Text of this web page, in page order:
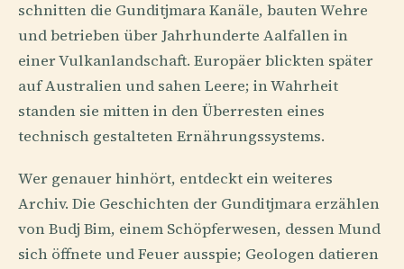
schnitten die Gunditjmara Kanäle, bauten Wehre
und betrieben über Jahrhunderte Aalfallen in
einer Vulkanlandschaft. Europäer blickten später
auf Australien und sahen Leere; in Wahrheit
standen sie mitten in den Überresten eines
technisch gestalteten Ernährungssystems.
Wer genauer hinhört, entdeckt ein weiteres
Archiv. Die Geschichten der Gunditjmara erzählen
von Budj Bim, einem Schöpferwesen, dessen Mund
sich öffnete und Feuer ausspie; Geologen datieren